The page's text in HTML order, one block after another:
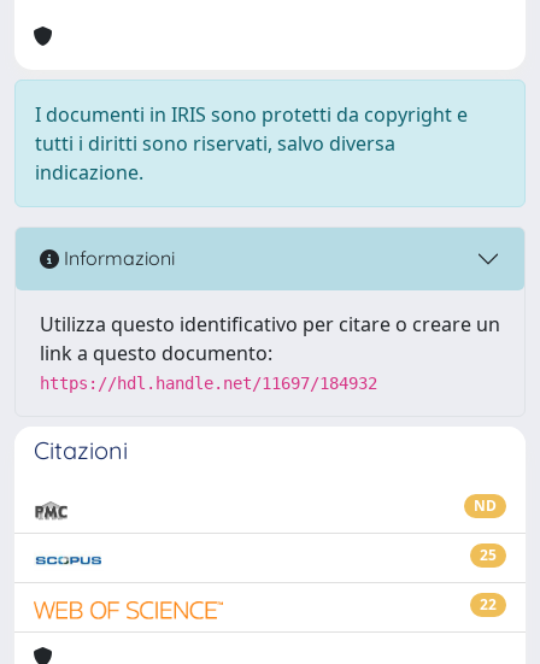
I documenti in IRIS sono protetti da copyright e
tutti i diritti sono riservati, salvo diversa
indicazione.
Informazioni
Utilizza questo identificativo per citare o creare un
link a questo documento:
https://hdl.handle.net/11697/184932
Citazioni
ND
25
22